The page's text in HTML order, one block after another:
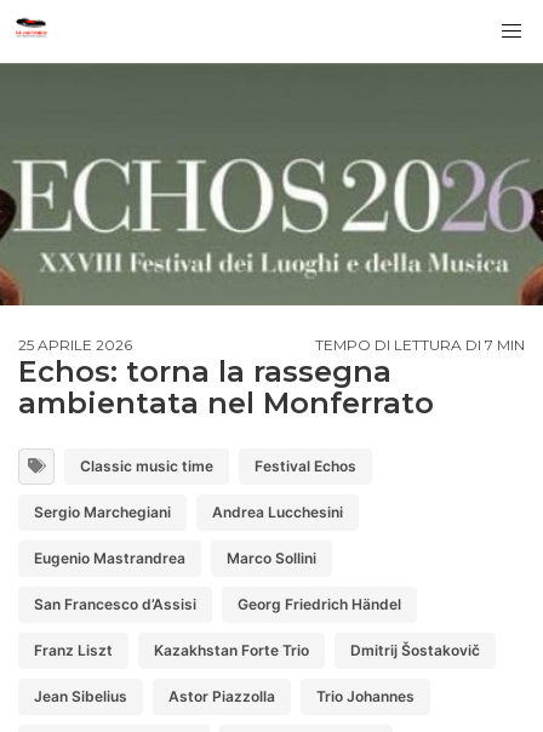
25 APRILE 2026 TEMPO DI LETTURA DI 7 MIN
Echos: torna la rassegna
ambientata nel Monferrato
Classic music time Festival Echos
Sergio Marchegiani Andrea Lucchesini
Eugenio Mastrandrea Marco Sollini
San Francesco d’Assisi Georg Friedrich Händel
Franz Liszt Kazakhstan Forte Trio Dmitrij Šostakovič
Jean Sibelius Astor Piazzolla Trio Johannes